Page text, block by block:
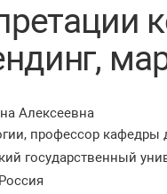
Алексеевна
профессор кафедры
государственный